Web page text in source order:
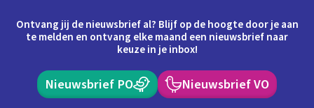
Ontvang jij de nieuwsbrief al? Blijf op de hoogte door je aan
te melden en ontvang elke maand een nieuwsbrief naar
keuze in je inbox!
Nieuwsbrief PO Nieuwsbrief VO